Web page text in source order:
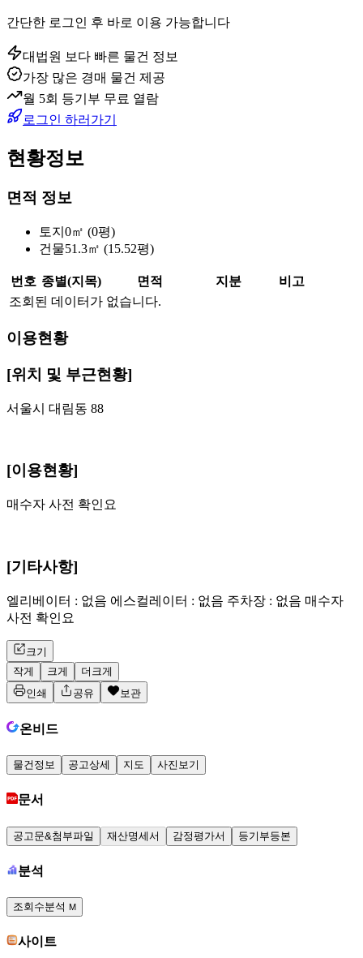
간단한 로그인 후 바로 이용 가능합니다
대법원 보다 빠른 물건 정보
가장 많은 경매 물건 제공
월 5회 등기부 무료 열람
로그인 하러가기
현황정보
면적 정보
토지 0㎡ (0평)
건물51.3㎡ (15.52평)
번호 종별(지목) 면적 지분
비고
조회된 데이터가 없습니다.
이용현황
[위치 및 부근현황]
서울시 대림동 88
[이용현황]
매수자 사전 확인요
[기타사항]
엘리베이터 : 없음 에스컬레이터 : 없음 주차장 : 없음 매수자
사전 확인요
크기
작게
크게
더크게
인쇄
공유 보관
온비드
물건정보 공고상세 지도 사진보기
문서
공고문&첨부파일 재산명세서 감정평가서 등기부등본
분석
조회수분석 M
사이트